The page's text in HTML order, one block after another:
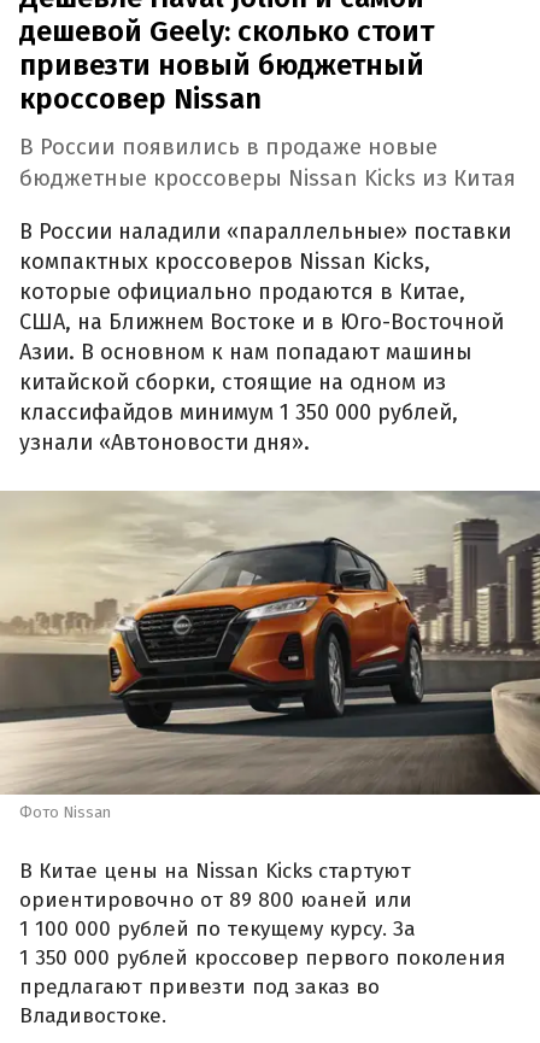
дешевой Geely: сколько стоит
привезти новый бюджетный
кроссовер Nissan
В России появились в продаже новые
бюджетные кроссоверы Nissan Kicks из Китая
В России наладили «параллельные» поставки
компактных кроссоверов Nissan Kicks,
которые официально продаются в Китае,
США, на Ближнем Востоке и в Юго-Восточной
Азии. В основном к нам попадают машины
китайской сборки, стоящие на одном из
классифайдов минимум 1 350 000 рублей,
узнали «Автоновости дня».
Фото Nissan
В Китае цены на Nissan Kicks стартуют
ориентировочно от 89 800 юаней или
1 100 000 рублей по текущему курсу. За
1 350 000 рублей кроссовер первого поколения
предлагают привезти под заказ во
Владивостоке.